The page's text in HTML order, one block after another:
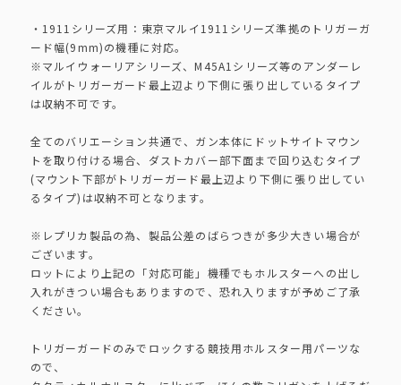
・1911シリーズ用：東京マルイ1911シリーズ準拠のトリガーガ
ード幅(9mm)の機種に対応。
※マルイウォーリアシリーズ、M45A1シリーズ等のアンダーレ
イルがトリガーガード最上辺より下側に張り出しているタイプ
は収納不可です。
全てのバリエーション共通で、ガン本体にドットサイトマウン
トを取り付ける場合、ダストカバー部下面まで回り込むタイプ
(マウント下部がトリガーガード最上辺より下側に張り出してい
るタイプ)は収納不可となります。
※レプリカ製品の為、製品公差のばらつきが多少大きい場合が
ございます。
ロットにより上記の「対応可能」機種でもホルスターへの出し
入れがきつい場合もありますので、恐れ入りますが予めご了承
ください。
トリガーガードのみでロックする競技用ホルスター用パーツな
ので、